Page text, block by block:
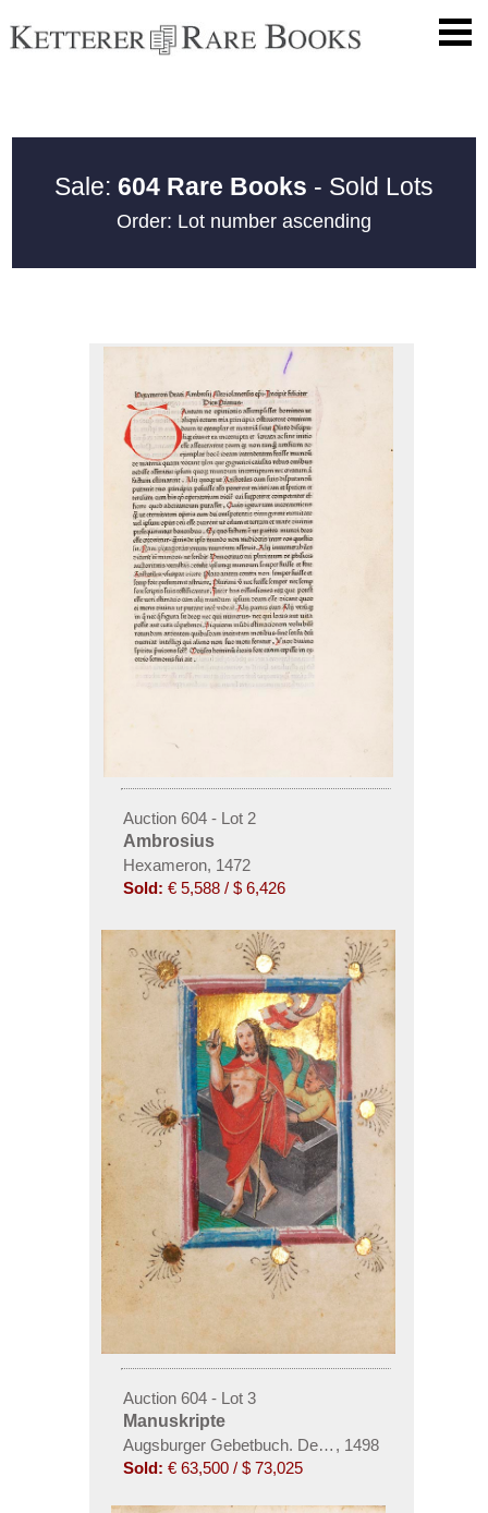
Sale: 604 Rare Books - Sold Lots
Order: Lot number ascending
Auction 604 - Lot 2
Ambrosius
Hexameron, 1472
Sold: € 5,588 / $ 6,426
Auction 604 - Lot 3
Manuskripte
Augsburger Gebetbuch. Deutsche Handschrift auf
, 1498
Sold: € 63,500 / $ 73,025